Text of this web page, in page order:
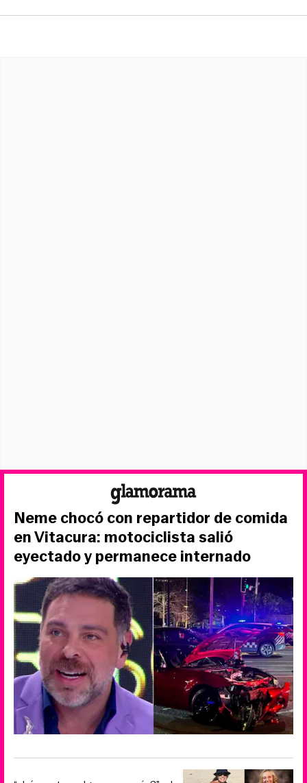
Neme chocó con repartidor de comida
en Vitacura: motociclista salió
eyectado y permanece internado